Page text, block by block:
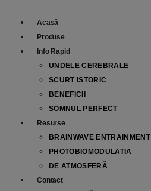
Acasă
Produse
Info Rapid
UNDELE CEREBRALE
SCURT ISTORIC
BENEFICII
SOMNUL PERFECT
Resurse
BRAINWAVE ENTRAINMENT
PHOTOBIOMODULATIA
DE ATMOSFERĂ
Contact